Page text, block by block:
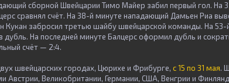
сборной Швейцарии Тимо Майер забил первый гол.
сравнял счёт. На 38-й минуте нападающий Дамьен Риа
Кукан забросил третью шайбу швейцарской команды. На
На последней минуте Балцерс оформил дубль и
счёт — 2:4.
швейцарских городах, Цюрихе и Фрибурге, с 15 по 31 мая.
Австрии, Великобритании, Германии, США, Венгрии и